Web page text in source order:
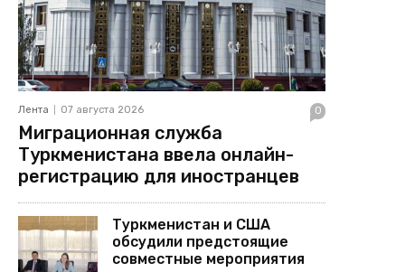
Лента 07 августа 2026 0
Миграционная служба
Туркменистана ввела онлайн-
регистрацию для иностранцев
Туркменистан и США
обсудили предстоящие
совместные мероприятия